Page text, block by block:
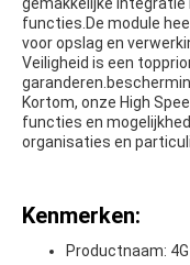
functies.De module
voor opslag en
Veiligheid is een
Kortom, onze High
functies en
organisaties en
Kenmerken:
Productnaam: